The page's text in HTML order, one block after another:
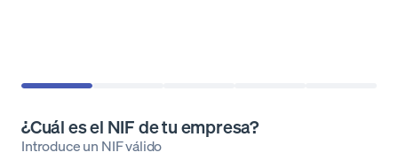
¿Cuál es el NIF de tu empresa?
Introduce un NIF válido